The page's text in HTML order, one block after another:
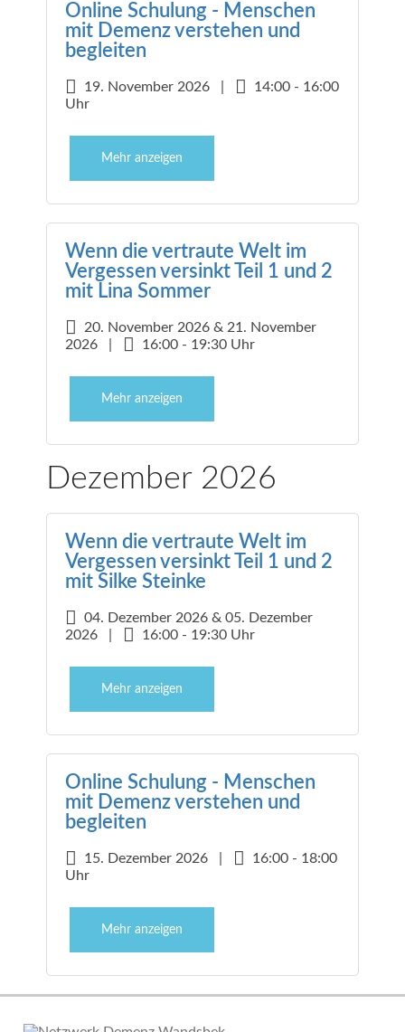
Online Schulung - Menschen
mit Demenz verstehen und
begleiten
19. November 2026 |
14:00 - 16:00
Uhr
Mehr anzeigen
Wenn die vertraute Welt im
Vergessen versinkt Teil 1 und 2
mit Lina Sommer
20. November 2026 & 21. November
2026 |
16:00 - 19:30 Uhr
Mehr anzeigen
Dezember 2026
Wenn die vertraute Welt im
Vergessen versinkt Teil 1 und 2
mit Silke Steinke
04. Dezember 2026 & 05. Dezember
2026 |
16:00 - 19:30 Uhr
Mehr anzeigen
Online Schulung - Menschen
mit Demenz verstehen und
begleiten
15. Dezember 2026 |
16:00 - 18:00
Uhr
Mehr anzeigen